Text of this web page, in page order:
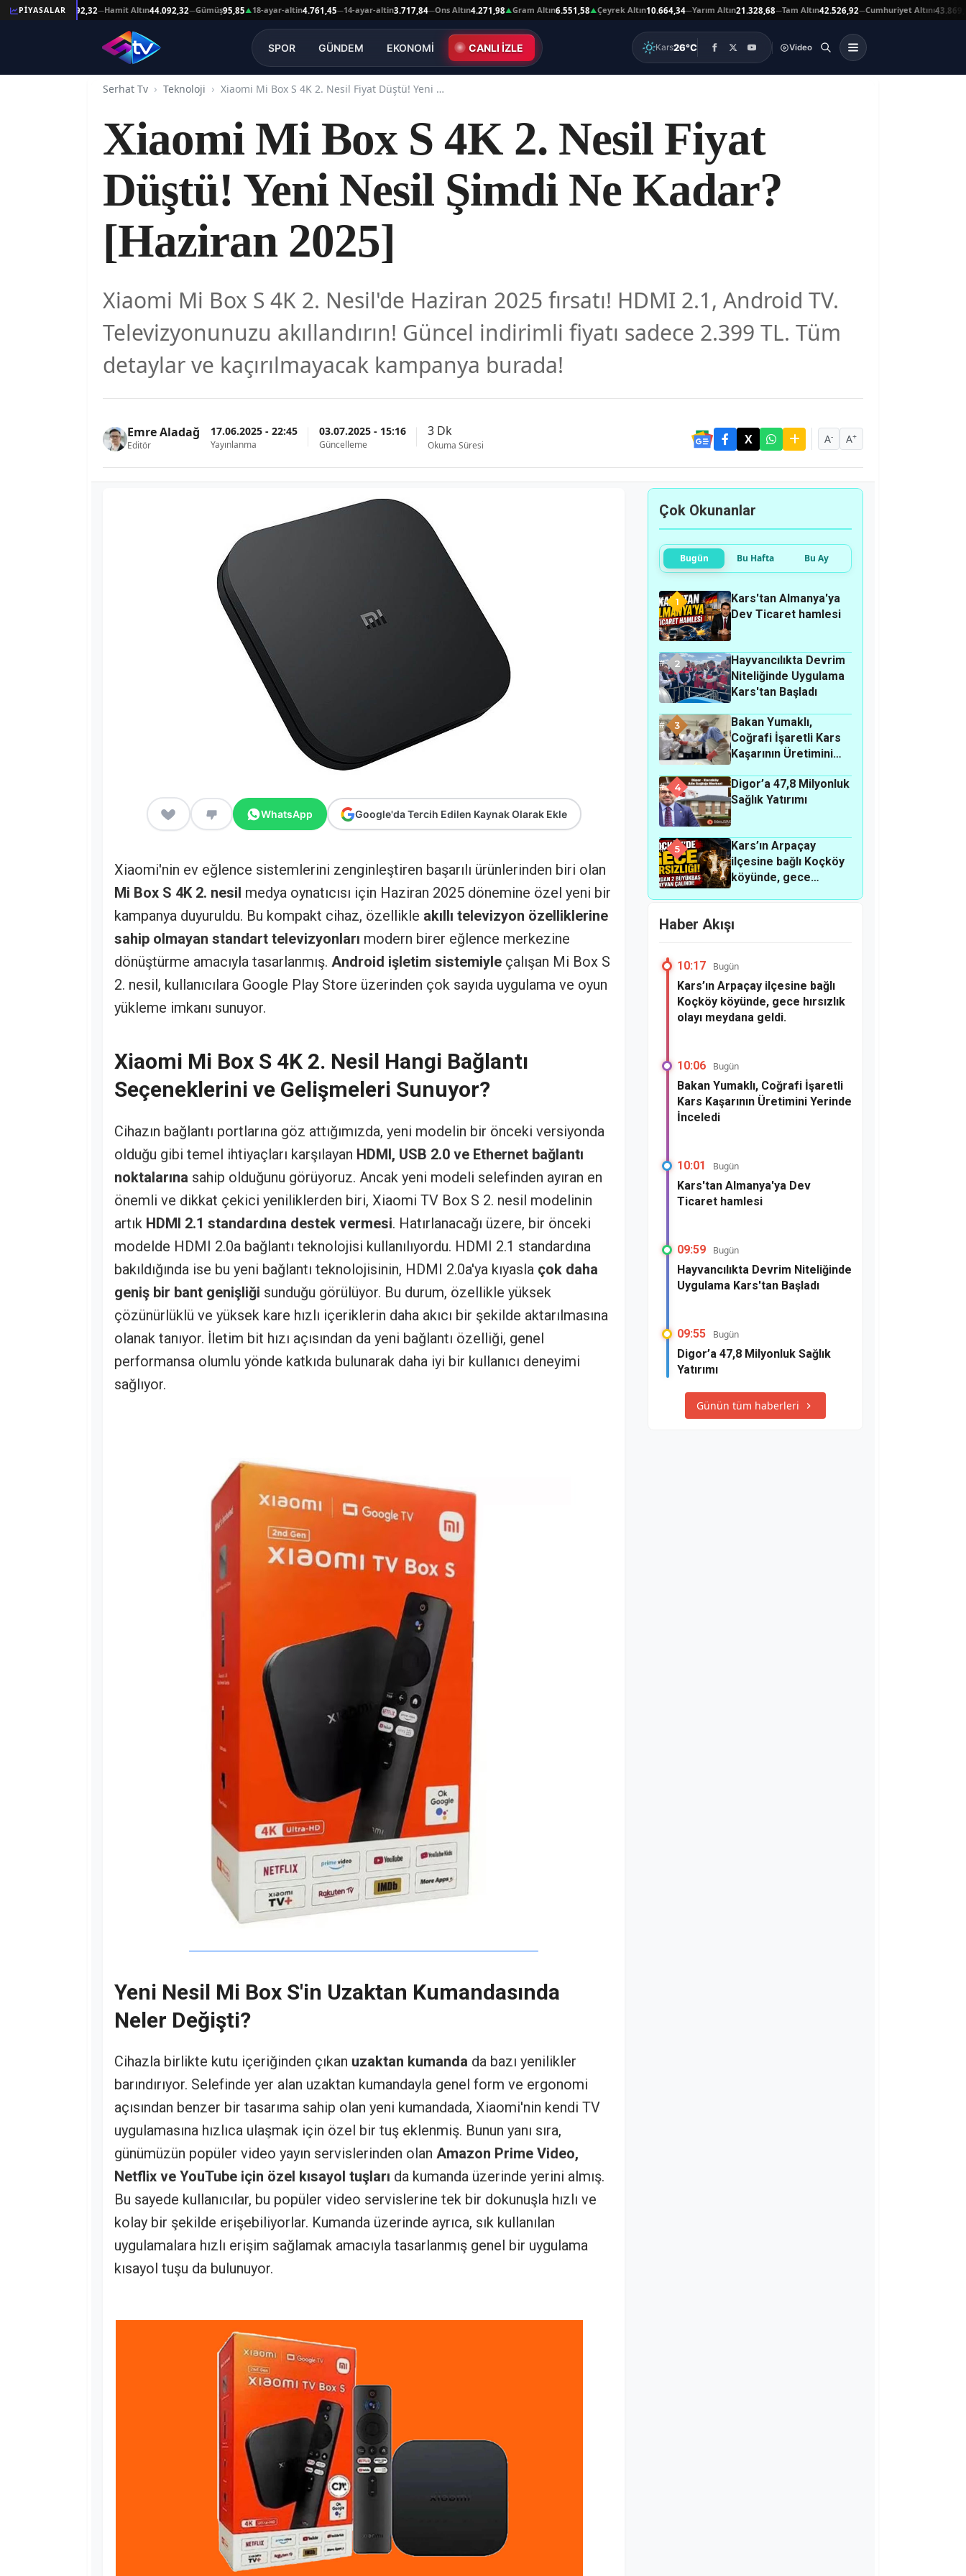
PİYASALAR
Altın44.092,32— Hamit Altın 44.092,32— Gümüş95,85▲ 18-ayar-altin4.761,45— 14-ayar-altin3.717,84—Ons Altın 4.271,98▲ Gram Altın 6.551,58▲ Çeyrek Altın 10.664,34—Yarım Altın 21.328,68— Tam Altın 42.526,92—Cumhuriyet Altını43.869,00▲
SPOR GÜNDEM EKONOMİ CANLI İZLE Kars26°C Video
Serhat Tv Teknoloji Xiaomi Mi Box S 4K 2. Nesil Fiyat Düştü! Yeni Nesil Şimdi Ne Kadar? [Haziran 2025]
Xiaomi Mi Box S 4K 2. Nesil Fiyat
Düştü! Yeni Nesil Şimdi Ne Kadar?
[Haziran 2025]
Xiaomi Mi Box S 4K 2. Nesil'de Haziran 2025 fırsatı! HDMI 2.1, Android TV.
Televizyonunuzu akıllandırın! Güncel indirimli fiyatı sadece 2.399 TL. Tüm
detaylar ve kaçırılmayacak kampanya burada!
Emre Aladağ
Editör
17.06.2025 - 22:45
Yayınlanma
03.07.2025 - 15:16
Güncelleme
3 Dk
Okuma Süresi A- A+
WhatsApp Google'da Tercih Edilen Kaynak Olarak Ekle
Xiaomi'nin ev eğlence sistemlerini zenginleştiren başarılı ürünlerinden biri olan
Mi Box S 4K 2. nesil medya oynatıcısı için Haziran 2025 dönemine özel yeni bir
kampanya duyuruldu. Bu kompakt cihaz, özellikle akıllı televizyon özelliklerine
sahip olmayan standart televizyonları modern birer eğlence merkezine
dönüştürme amacıyla tasarlanmış. Android işletim sistemiyle çalışan Mi Box S
2. nesil, kullanıcılara Google Play Store üzerinden çok sayıda uygulama ve oyun
yükleme imkanı sunuyor.
Xiaomi Mi Box S 4K 2. Nesil Hangi Bağlantı
Seçeneklerini ve Gelişmeleri Sunuyor?
Cihazın bağlantı portlarına göz attığımızda, yeni modelin bir önceki versiyonda
olduğu gibi temel ihtiyaçları karşılayan HDMI, USB 2.0 ve Ethernet bağlantı
noktalarına sahip olduğunu görüyoruz. Ancak yeni modeli selefinden ayıran en
önemli ve dikkat çekici yeniliklerden biri, Xiaomi TV Box S 2. nesil modelinin
artık HDMI 2.1 standardına destek vermesi. Hatırlanacağı üzere, bir önceki
modelde HDMI 2.0a bağlantı teknolojisi kullanılıyordu. HDMI 2.1 standardına
bakıldığında ise bu yeni bağlantı teknolojisinin, HDMI 2.0a'ya kıyasla çok daha
geniş bir bant genişliği sunduğu görülüyor. Bu durum, özellikle yüksek
çözünürlüklü ve yüksek kare hızlı içeriklerin daha akıcı bir şekilde aktarılmasına
olanak tanıyor. İletim bit hızı açısından da yeni bağlantı özelliği, genel
performansa olumlu yönde katkıda bulunarak daha iyi bir kullanıcı deneyimi
sağlıyor.
Yeni Nesil Mi Box S'in Uzaktan Kumandasında
Neler Değişti?
Cihazla birlikte kutu içeriğinden çıkan uzaktan kumanda da bazı yenilikler
barındırıyor. Selefinde yer alan uzaktan kumandayla genel form ve ergonomi
açısından benzer bir tasarıma sahip olan yeni kumandada, Xiaomi'nin kendi TV
uygulamasına hızlıca ulaşmak için özel bir tuş eklenmiş. Bunun yanı sıra,
günümüzün popüler video yayın servislerinden olan Amazon Prime Video,
Netflix ve YouTube için özel kısayol tuşları da kumanda üzerinde yerini almış.
Bu sayede kullanıcılar, bu popüler video servislerine tek bir dokunuşla hızlı ve
kolay bir şekilde erişebiliyorlar. Kumanda üzerinde ayrıca, sık kullanılan
uygulamalara hızlı erişim sağlamak amacıyla tasarlanmış genel bir uygulama
kısayol tuşu da bulunuyor.
Çok Okunanlar
Bugün Bu Hafta Bu Ay
1
Kars'tan Almanya'ya
Dev Ticaret hamlesi
2
Hayvancılıkta Devrim
Niteliğinde Uygulama
Kars'tan Başladı
3
Bakan Yumaklı,
Coğrafi İşaretli Kars
Kaşarının Üretimini
4
Digor’a 47,8 Milyonluk
Sağlık Yatırımı
5
Kars’ın Arpaçay
ilçesine bağlı Koçköy
köyünde, gece
Haber Akışı
10:17 Bugün
Kars’ın Arpaçay ilçesine bağlı
Koçköy köyünde, gece hırsızlık
olayı meydana geldi.
10:06 Bugün
Bakan Yumaklı, Coğrafi İşaretli
Kars Kaşarının Üretimini Yerinde
İnceledi
10:01 Bugün
Kars'tan Almanya'ya Dev
Ticaret hamlesi
09:59 Bugün
Hayvancılıkta Devrim Niteliğinde
Uygulama Kars'tan Başladı
09:55 Bugün
Digor’a 47,8 Milyonluk Sağlık
Yatırımı
Günün tüm haberleri